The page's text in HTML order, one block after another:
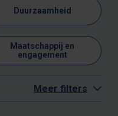
Duurzaamheid
Maatschappij en
engagement
Meer filters